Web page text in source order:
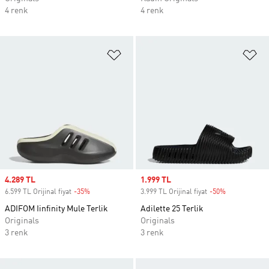
4 renk
4 renk
Sale price
4.289 TL
6.599 TL Orijinal fiyat -35%
ADIFOM Iinfinity Mule Terlik
Originals
3 renk
Sale price
1.999 TL
3.999 TL Orijinal fiyat -50%
Adilette 25 Terlik
Originals
3 renk